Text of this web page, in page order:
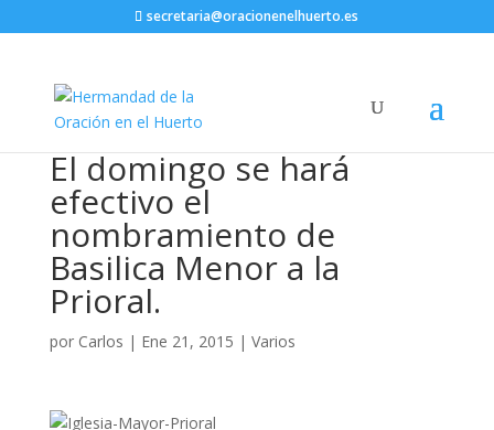
secretaria@oracionenelhuerto.es
El domingo se hará
efectivo el
nombramiento de
Basilica Menor a la
Prioral.
por Carlos | Ene 21, 2015 | Varios